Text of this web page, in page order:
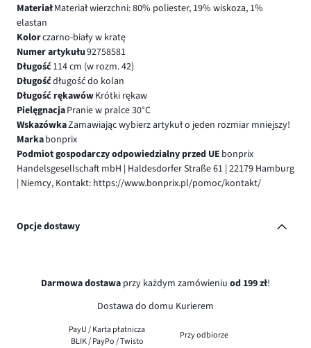
MateriałMateriał wierzchni: 80% poliester, 19% wiskoza, 1%
elastan
Kolorczarno-biały w kratę
Numer artykułu92758581
Długość114 cm (w rozm. 42)
Długośćdługość do kolan
Długość rękawówKrótki rękaw
PielęgnacjaPranie w pralce 30°C
WskazówkaZamawiając wybierz artykuł o jeden rozmiar mniejszy!
Markabonprix
Podmiot gospodarczy odpowiedzialny przed UE bonprix
Handelsgesellschaft mbH | Haldesdorfer Straße 61 | 22179 Hamburg
| Niemcy, Kontakt: https://www.bonprix.pl/pomoc/kontakt/
Opcje dostawy
Darmowa dostawa przy każdym zamówieniu od 199 zł!
Dostawa do domu Kurierem
PayU / Karta płatnicza
BLIK / PayPo / Twisto
Przy odbiorze